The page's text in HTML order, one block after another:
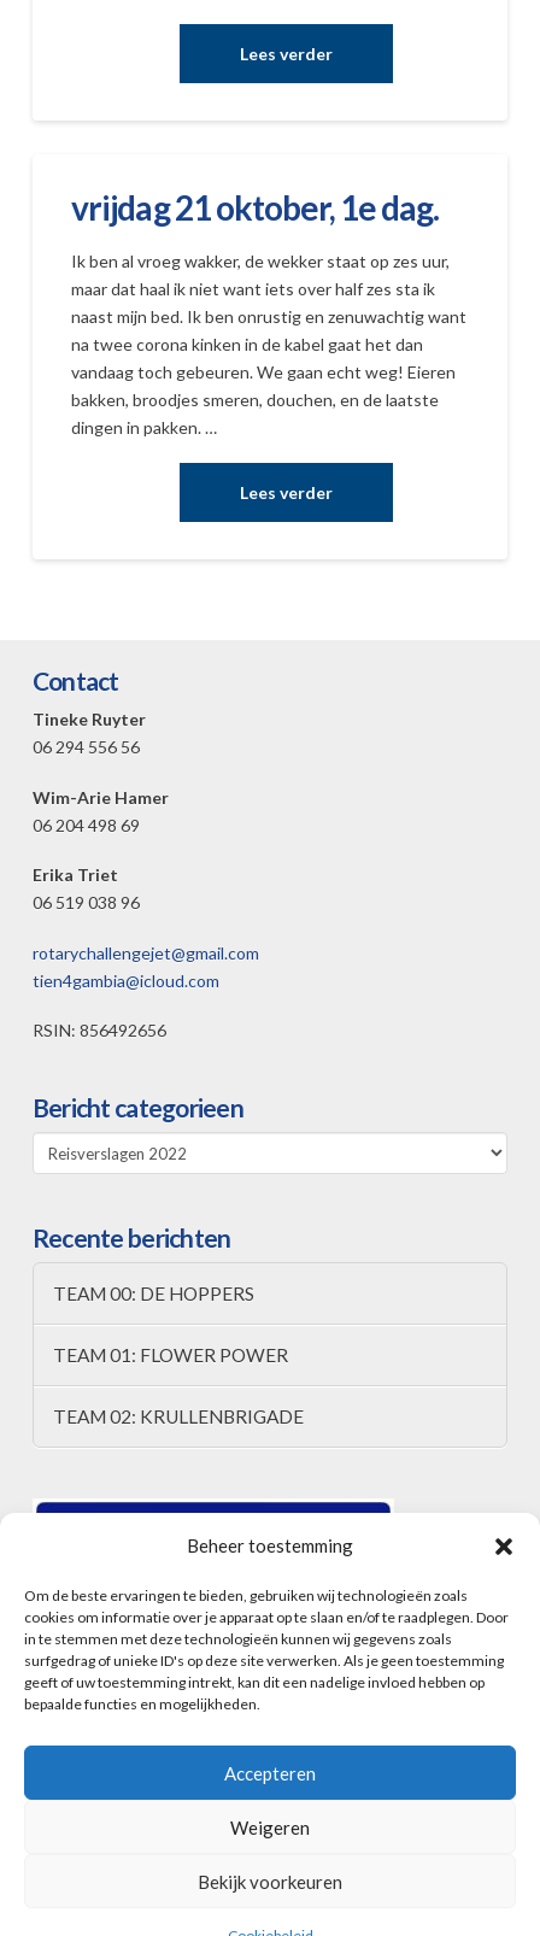
Beheer toestemming
Om de beste ervaringen te bieden, gebruiken wij technologieën zoals
cookies om informatie over je apparaat op te slaan en/of te raadplegen. Door
in te stemmen met deze technologieën kunnen wij gegevens zoals
surfgedrag of unieke ID's op deze site verwerken. Als je geen toestemming
geeft of uw toestemming intrekt, kan dit een nadelige invloed hebben op
bepaalde functies en mogelijkheden.
Accepteren
Weigeren
Bekijk voorkeuren
vrijdag 21 oktober, 1e dag.
Ik ben al vroeg wakker, de wekker staat op zes uur,
maar dat haal ik niet want iets over half zes sta ik
naast mijn bed. Ik ben onrustig en zenuwachtig want
na twee corona kinken in de kabel gaat het dan
vandaag toch gebeuren. We gaan echt weg! Eieren
bakken, broodjes smeren, douchen, en de laatste
dingen in pakken. …
Contact
Tineke Ruyter
06 294 556 56
Wim-Arie Hamer
06 204 498 69
Erika Triet
06 519 038 96
rotarychallengejet@gmail.com
tien4gambia@icloud.com
RSIN: 856492656
Bericht categorieen
Bericht
categorieen
Recente berichten
TEAM 00: DE HOPPERS
TEAM 01: FLOWER POWER
TEAM 02: KRULLENBRIGADE
ALGEMENE VOORWAARDEN
INSCHRIJFFORMULIER
Facebook
Instagram
POWERED BY WIDIDI